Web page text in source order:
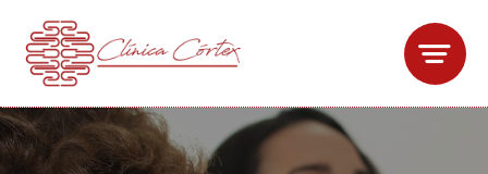
contenido